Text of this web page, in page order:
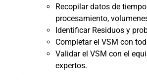
Recopilar datos de
procesamiento,
Identificar Residuos y
Completar el VSM con
Validar el VSM con el
expertos.